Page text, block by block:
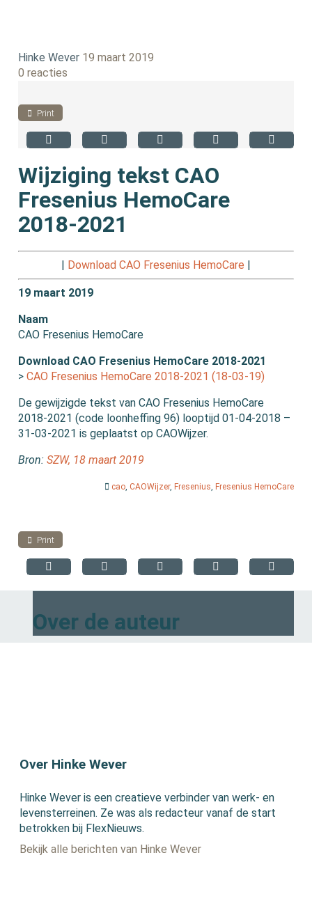
Hinke Wever 19 maart 2019
0 reacties
Print
Wijziging tekst CAO
Fresenius HemoCare
2018-2021
| Download CAO Fresenius HemoCare |
19 maart 2019
Naam
CAO Fresenius HemoCare
Download CAO Fresenius HemoCare 2018-2021
>CAO Fresenius HemoCare 2018-2021 (18-03-19)
De gewijzigde tekst van CAO Fresenius HemoCare
2018-2021 (code loonheffing 96) looptijd 01-04-2018 –
31-03-2021 is geplaatst op CAOWijzer.
Bron:SZW, 18 maart 2019
cao, CAOWijzer, Fresenius, Fresenius HemoCare
Print
Over de auteur
Over Hinke Wever
Hinke Wever is een creatieve verbinder van werk- en
levensterreinen. Ze was als redacteur vanaf de start
betrokken bij FlexNieuws.
Bekijk alle berichten van Hinke Wever